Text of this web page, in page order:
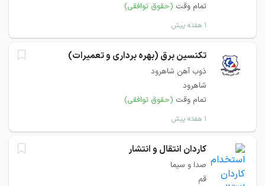
تمام وقت (حقوق توافقی)
۱ هفته پیش
تکنسین برق (بهره برداری و تعمیرات)
ذوب آهن شاهرود
شاهرود
تمام وقت (حقوق توافقی)
۱ هفته پیش
کاردان انتقال و انتشار
صدا و سیما
قم